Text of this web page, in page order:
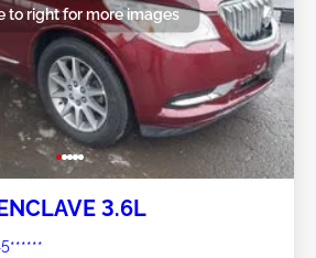
to right for more images
3.6L